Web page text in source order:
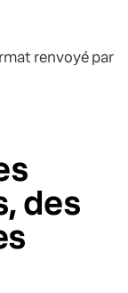
renvoyé par
des